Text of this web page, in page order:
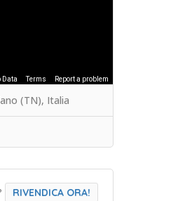
Data Terms Report a problem
(TN), Italia
RIVENDICA ORA!